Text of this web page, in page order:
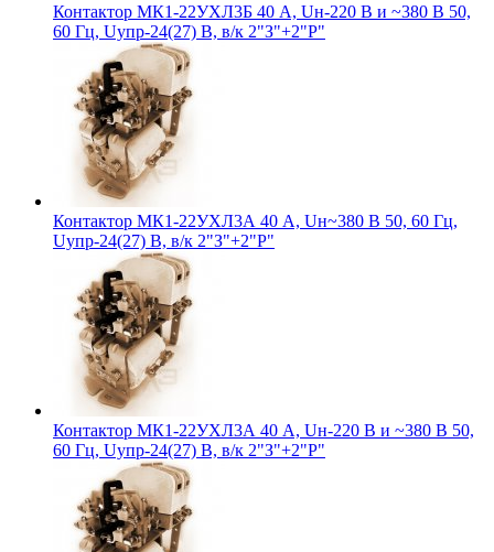
Контактор МК1-22УХЛ3Б 40 А, Uн-220 В и ~380 В 50,
60 Гц, Uупр-24(27) В, в/к 2"З"+2"Р"
Контактор МК1-22УХЛ3А 40 А, Uн~380 В 50, 60 Гц,
Uупр-24(27) В, в/к 2"З"+2"Р"
Контактор МК1-22УХЛ3А 40 А, Uн-220 В и ~380 В 50,
60 Гц, Uупр-24(27) В, в/к 2"З"+2"Р"